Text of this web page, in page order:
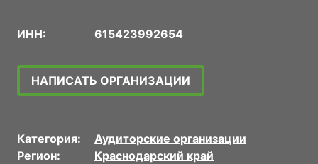
ИНН: 615423992654
НАПИСАТЬ ОРГАНИЗАЦИИ
Категория:
Аудиторские организации
Регион:
Краснодарский край